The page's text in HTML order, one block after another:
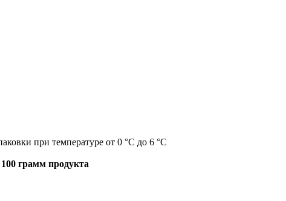
при температуре от 0 °C до 6 °C
грамм продукта